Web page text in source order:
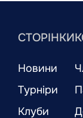
СТОРІНКИ
Новини
Турніри
Клуби